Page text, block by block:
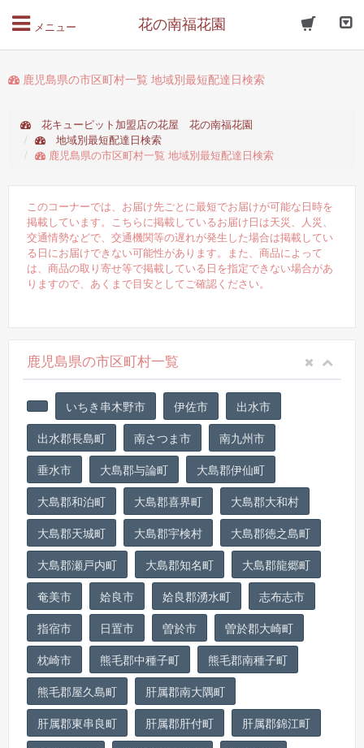
花の南福花園
メニュー
鹿児島県の市区町村一覧 地域別最短配達日検索
花キューピット加盟店の花屋 花の南福花園
地域別最短配達日検索
鹿児島県の市区町村一覧 地域別最短配達日検索
このコーナーでは、お届け先ごとに最短でお届けが可能な日時を
掲載しています。こちらに掲載しているお届け日は天災、人災、
交通情勢などで、交通機関等の遅れが発生した場合は掲載してい
る日にお届けできない可能性があります。また、商品によって
は、商品の取り寄せ等で掲載している日を指定できない場合があ
りますので、あくまで目安としてご確認ください。
鹿児島県の市区町村一覧
いちき串木野市 伊佐市
出水市
出水郡長島町
南さつま市
南九州市
垂水市
大島郡与論町
大島郡伊仙町
大島郡和泊町
大島郡喜界町
大島郡大和村
大島郡天城町
大島郡宇検村
大島郡徳之島町
大島郡瀬戸内町
大島郡知名町
大島郡龍郷町
奄美市
姶良市 姶良郡湧水町
志布志市
指宿市
日置市 曽於市
曽於郡大崎町
枕崎市
熊毛郡中種子町
熊毛郡南種子町
熊毛郡屋久島町
肝属郡南大隅町
肝属郡東串良町
肝属郡肝付町
肝属郡錦江町